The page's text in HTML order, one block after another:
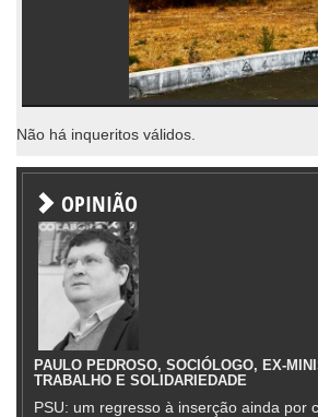
Não há inqueritos válidos.
OPINIÃO
PAULO PEDROSO, SOCIÓLOGO, EX-
TRABALHO E SOLIDARIEDADE
PSU: um regresso à inserção ainda por